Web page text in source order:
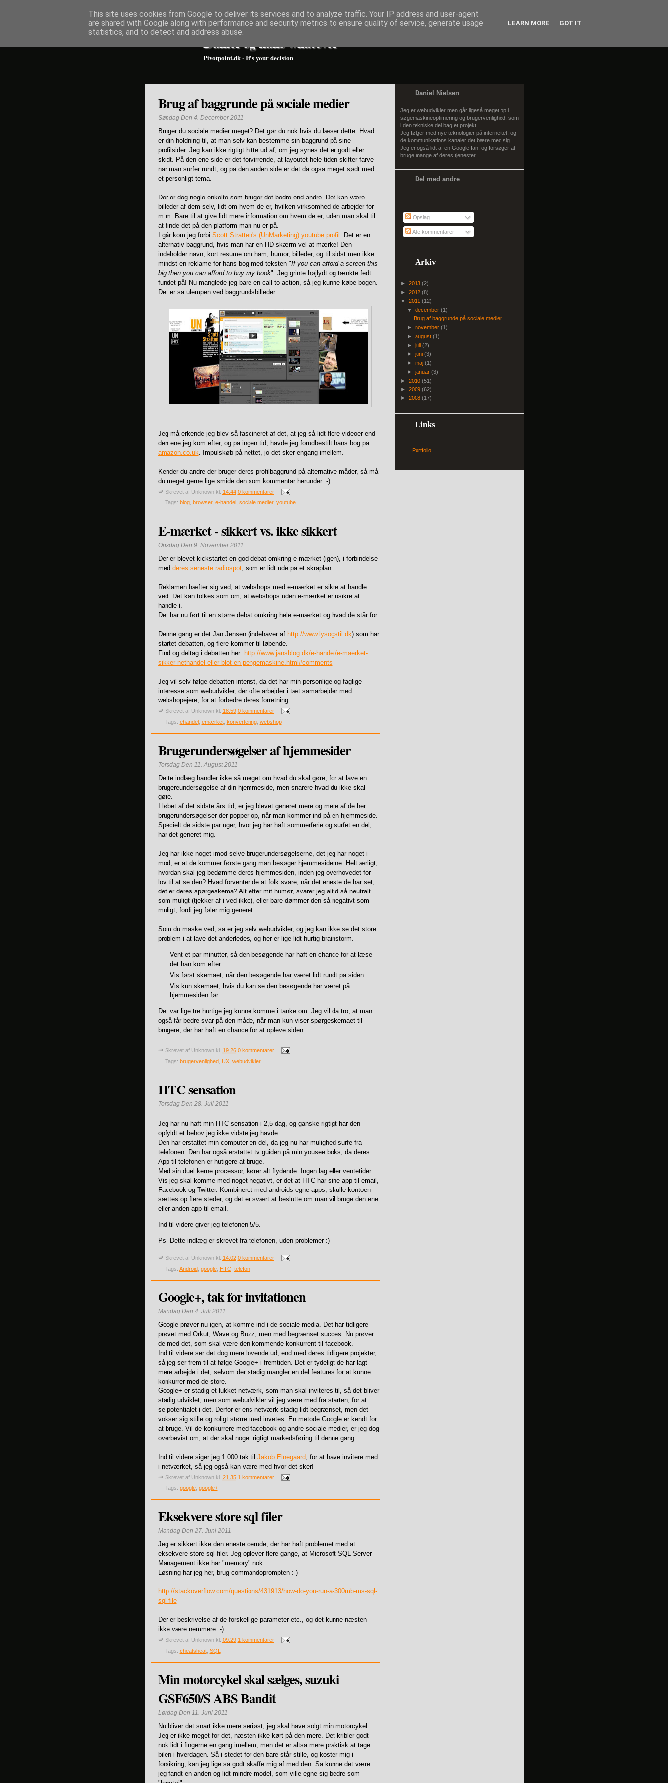
Daniel og hans whatever
Pivotpoint.dk - It's your decision
Brug af baggrunde på sociale medier
Søndag Den 4. December 2011
Bruger du sociale medier meget? Det gør du nok hvis du læser dette. Hvad
er din holdning til, at man selv kan bestemme sin baggrund på sine
profilsider. Jeg kan ikke rigtigt hitte ud af, om jeg synes det er godt eller
skidt. På den ene side er det forvirrende, at layoutet hele tiden skifter farve
når man surfer rundt, og på den anden side er det da også meget sødt med
et personligt tema.
Der er dog nogle enkelte som bruger det bedre end andre. Det kan være
billeder af dem selv, lidt om hvem de er, hvilken virksomhed de arbejder for
m.m. Bare til at give lidt mere information om hvem de er, uden man skal til
at finde det på den platform man nu er på.
I går kom jeg forbi Scott Stratten's (UnMarketing) youtube profil . Det er en
alternativ baggrund, hvis man har en HD skærm vel at mærke! Den
indeholder navn, kort resume om ham, humor, billeder, og til sidst men ikke
mindst en reklame for hans bog med teksten "If you can afford a screen this
big then you can afford to buy my book". Jeg grinte højlydt og tænkte fedt
fundet på! Nu manglede jeg bare en call to action, så jeg kunne købe bogen.
Det er så ulempen ved baggrundsbilleder.
Jeg må erkende jeg blev så fascineret af det, at jeg så lidt flere videoer end
den ene jeg kom efter, og på ingen tid, havde jeg forudbestilt hans bog på
amazon.co.uk. Impulskøb på nettet, jo det sker engang imellem.
Kender du andre der bruger deres profilbaggrund på alternative måder, så må
du meget gerne lige smide den som kommentar herunder :-)
Skrevet af Unknown kl. 14.44 0 kommentarer
Tags: blog, browser, e-handel, sociale medier, youtube
E-mærket - sikkert vs. ikke sikkert
Onsdag Den 9. November 2011
Der er blevet kickstartet en god debat omkring e-mærket (igen), i forbindelse
med deres seneste radiospot, som er lidt ude på et skråplan.
Reklamen hæfter sig ved, at webshops med e-mærket er sikre at handle
ved. Det kantolkes som om, at webshops uden e-mærket er usikre at
handle i.
Det har nu ført til en større debat omkring hele e-mærket og hvad de står for.
Denne gang er det Jan Jensen (indehaver af http://www.lysogstil.dk) som har
startet debatten, og flere kommer til løbende.
Find og deltag i debatten her: http://www.jansblog.dk/e-handel/e-maerket-
sikker-nethandel-eller-blot-en-pengemaskine.html#comments
Jeg vil selv følge debatten intenst, da det har min personlige og faglige
interesse som webudvikler, der ofte arbejder i tæt samarbejder med
webshopejere, for at forbedre deres forretning.
Skrevet af Unknown kl. 18.59 0 kommentarer
Tags: ehandel, emærket, konvertering, webshop
Brugerundersøgelser af hjemmesider
Torsdag Den 11. August 2011
Dette indlæg handler ikke så meget om hvad du skal gøre, for at lave en
brugereundersøgelse af din hjemmeside, men snarere hvad du ikke skal
gøre.
I løbet af det sidste års tid, er jeg blevet generet mere og mere af de her
brugerundersøgelser der popper op, når man kommer ind på en hjemmeside.
Specielt de sidste par uger, hvor jeg har haft sommerferie og surfet en del,
har det generet mig.
Jeg har ikke noget imod selve brugerundersøgelserne, det jeg har noget i
mod, er at de kommer første gang man besøger hjemmesiderne. Helt ærligt,
hvordan skal jeg bedømme deres hjemmesiden, inden jeg overhovedet for
lov til at se den? Hvad forventer de at folk svare, når det eneste de har set,
det er deres spørgeskema? Alt efter mit humør, svarer jeg altid så neutralt
som muligt (tjekker af i ved ikke), eller bare dømmer den så negativt som
muligt, fordi jeg føler mig generet.
Som du måske ved, så er jeg selv webudvikler, og jeg kan ikke se det store
problem i at lave det anderledes, og her er lige lidt hurtig brainstorm.
Vent et par minutter, så den besøgende har haft en chance for at læse
det han kom efter.
Vis først skemaet, når den besøgende har været lidt rundt på siden
Vis kun skemaet, hvis du kan se den besøgende har været på
hjemmesiden før
Det var lige tre hurtige jeg kunne komme i tanke om. Jeg vil da tro, at man
også får bedre svar på den måde, når man kun viser spørgeskemaet til
brugere, der har haft en chance for at opleve siden.
Skrevet af Unknown kl. 19.26 0 kommentarer
Tags: brugervenlighed, UX, webudvikler
HTC sensation
Torsdag Den 28. Juli 2011
Jeg har nu haft min HTC sensation i 2,5 dag, og ganske rigtigt har den
opfyldt et behov jeg ikke vidste jeg havde.
Den har erstattet min computer en del, da jeg nu har mulighed surfe fra
telefonen. Den har også erstattet tv guiden på min yousee boks, da deres
App til telefonen er hutigere at bruge.
Med sin duel kerne processor, kører alt flydende. Ingen lag eller ventetider.
Vis jeg skal komme med noget negativt, er det at HTC har sine app til email,
Facebook og Twitter. Kombineret med androids egne apps, skulle kontoen
sættes op flere steder, og det er svært at beslutte om man vil bruge den ene
eller anden app til email.
Ind til videre giver jeg telefonen 5/5.
Ps. Dette indlæg er skrevet fra telefonen, uden problemer :)
Skrevet af Unknown kl. 14.02 0 kommentarer
Tags: Android, google, HTC, telefon
Google+, tak for invitationen
Mandag Den 4. Juli 2011
Google prøver nu igen, at komme ind i de sociale media. Det har tidligere
prøvet med Orkut, Wave og Buzz, men med begrænset succes. Nu prøver
de med det, som skal være den kommende konkurrent til facebook.
Ind til videre ser det dog mere lovende ud, end med deres tidligere projekter,
så jeg ser frem til at følge Google+ i fremtiden. Det er tydeligt de har lagt
mere arbejde i det, selvom der stadig mangler en del features for at kunne
konkurrer med de store.
Google+ er stadig et lukket netværk, som man skal inviteres til, så det bliver
stadig udviklet, men som webudvikler vil jeg være med fra starten, for at
se potentialet i det. Derfor er ens netværk stadig lidt begrænset, men det
vokser sig stille og roligt større med invetes. En metode Google er kendt for
at bruge. Vil de konkurrere med facebook og andre sociale medier, er jeg dog
overbevist om, at der skal noget rigtigt markedsføring til denne gang.
Ind til videre siger jeg 1.000 tak til Jakob Elnegaard, for at have invitere med
i netværket, så jeg også kan være med hvor det sker!
Skrevet af Unknown kl. 21.35 1 kommentarer
Tags: google, google+
Eksekvere store sql filer
Mandag Den 27. Juni 2011
Jeg er sikkert ikke den eneste derude, der har haft problemet med at
eksekvere store sql-filer. Jeg oplever flere gange, at Microsoft SQL Server
Management ikke har "memory" nok.
Løsning har jeg her, brug commandoprompten :-)
http://stackoverflow.com/questions/431913/how-do-you-run-a-300mb-ms-sql-
sql-file
Der er beskrivelse af de forskellige parameter etc., og det kunne næsten
ikke være nemmere :-)
Skrevet af Unknown kl. 09.29 1 kommentarer
Tags: cheatsheat, SQL
Min motorcykel skal sælges, suzuki
GSF650/S ABS Bandit
Lørdag Den 11. Juni 2011
Nu bliver det snart ikke mere seriøst, jeg skal have solgt min motorcykel.
Jeg er ikke meget for det, næsten ikke kørt på den mere. Det kribler godt
nok lidt i fingerne en gang imellem, men det er altså mere praktisk at tage
bilen i hverdagen. Så i stedet for den bare står stille, og koster mig i
forsikring, kan jeg lige så godt skaffe mig af med den. Så kunne det være
jeg fandt en anden og lidt mindre model, som ville egne sig bedre som
Daniel Nielsen
Jeg er webudvikler men går ligeså meget op i
søgemaskineoptimering og brugervenlighed, som
i den tekniske del bag et projekt.
Jeg følger med nye teknologier på internettet, og
de kommunikations kanaler det bære med sig.
Jeg er også lidt af en Google fan, og forsøger at
bruge mange af deres tjenester.
Del med andre
Opslag
Alle kommentarer
Arkiv
► 2013 (2)
► 2012 (8)
▼ 2011 (12)
▼ december (1)
Brug af baggrunde på sociale medier
► november (1)
► august (1)
► juli (2)
► juni (3)
► maj (1)
► januar (3)
► 2010 (51)
► 2009 (62)
► 2008 (17)
Links
Portfolio
This site uses cookies from Google to deliver its services and to analyze traffic. Your IP address and user-agent
are shared with Google along with performance and security metrics to ensure quality of service, generate usage
statistics, and to detect and address abuse.
LEARN MORE GOT IT